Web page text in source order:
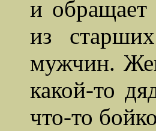
и обращает
из
мужчин.
какой-то
что-то